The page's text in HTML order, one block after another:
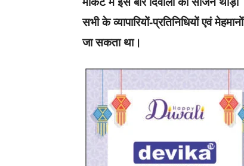
सभी के व्यापारियों-प्रतिनिधियों एवं
जा सकता था।